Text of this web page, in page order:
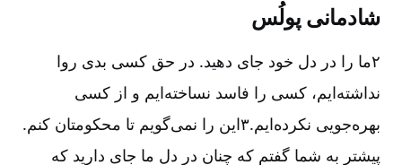
شادمانی پولُس
۲ما را در دل خود جای دهید. در حق کسی بدی روا
نداشته‌ایم، کسی را فاسد نساخته‌ایم و از کسی
بهره‌جویی نکرده‌ایم.۳این را نمی‌گویم تا محکومتان کنم.
پیشتر به شما گفتم که چنان در دل ما جای دارید که